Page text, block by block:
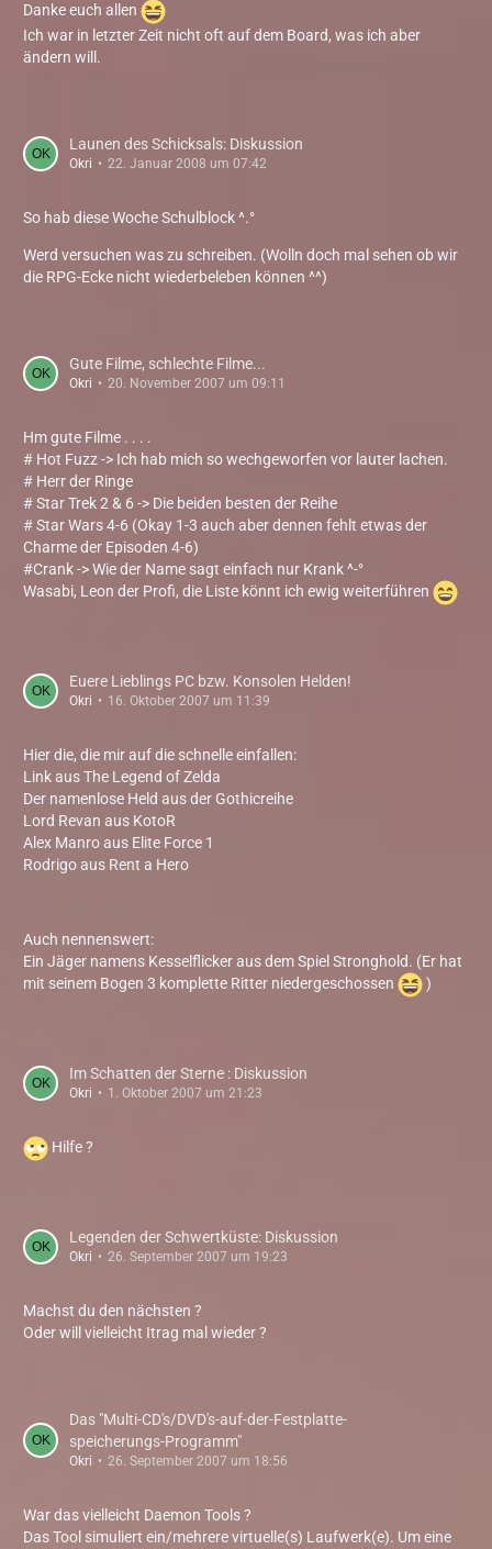
Danke euch allen
Ich war in letzter Zeit nicht oft auf dem Board, was ich aber
ändern will.
Launen des Schicksals: Diskussion
Okri 22. Januar 2008 um 07:42
So hab diese Woche Schulblock ^.°
Werd versuchen was zu schreiben. (Wolln doch mal sehen ob wir
die RPG-Ecke nicht wiederbeleben können ^^)
Gute Filme, schlechte Filme...
Okri 20. November 2007 um 09:11
Hm gute Filme . . . .
# Hot Fuzz -> Ich hab mich so wechgeworfen vor lauter lachen.
# Herr der Ringe
# Star Trek 2 & 6 -> Die beiden besten der Reihe
# Star Wars 4-6 (Okay 1-3 auch aber dennen fehlt etwas der
Charme der Episoden 4-6)
#Crank -> Wie der Name sagt einfach nur Krank ^-°
Wasabi, Leon der Profi, die Liste könnt ich ewig weiterführen
Euere Lieblings PC bzw. Konsolen Helden!
Okri 16. Oktober 2007 um 11:39
Hier die, die mir auf die schnelle einfallen:
Link aus The Legend of Zelda
Der namenlose Held aus der Gothicreihe
Lord Revan aus KotoR
Alex Manro aus Elite Force 1
Rodrigo aus Rent a Hero
Auch nennenswert:
Ein Jäger namens Kesselflicker aus dem Spiel Stronghold. (Er hat
mit seinem Bogen 3 komplette Ritter niedergeschossen
)
Im Schatten der Sterne : Diskussion
Okri 1. Oktober 2007 um 21:23
Hilfe ?
Legenden der Schwertküste: Diskussion
Okri 26. September 2007 um 19:23
Machst du den nächsten ?
Oder will vielleicht Itrag mal wieder ?
Das "Multi-CD's/DVD's-auf-der-Festplatte-
speicherungs-Programm"
Okri 26. September 2007 um 18:56
War das vielleicht Daemon Tools ?
Das Tool simuliert ein/mehrere virtuelle(s) Laufwerk(e). Um eine